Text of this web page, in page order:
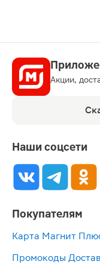
Акции,
Наши соцсети
Покупателям
Карта Магнит
Промокоды